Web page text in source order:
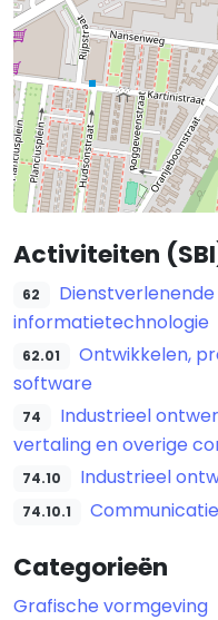
Activiteiten
62
informatietechnologie
62.01
Ontwikkelen,
software
74
Industrieel
vertaling en overige
74.10 Industrieel
74.10.1
Categorieën
Grafische vormgeving